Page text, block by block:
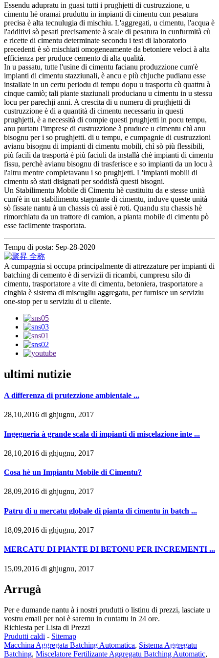
Essendu adupratu in guasi tutti i prughjetti di custruzzione, u
cimentu hè oramai pruduttu in impianti di cimentu cun pesatura
precisa è alta tecnulugia di mischiu. L'aggregati, u cimentu, l'acqua è
l'additivi sò pesati precisamente à scale di pesatura in cunfurmità cù
e ricette di cimentu determinate secondu i test di laboratorio
precedenti è sò mischiati omogeneamente da betoniere veloci à alta
efficienza per pruduce cemento di alta qualità.
In u passatu, tutte l'usine di cimentu facianu produzzione cum'è
impianti di cimentu stazziunali, è ancu e più chjuche pudianu esse
installate in un certu periodu di tempu dopu u trasportu cù quattru à
cinque camiò; tali piante staziunali producianu u cimentu in u stessu
locu per parechji anni. A crescita di u numeru di prughjetti di
custruzzione è di a quantità di cimentu necessariu in questi
prughjetti, è a necessità di compie questi prughjetti in pocu tempu,
anu purtatu l'imprese di custruzzione à pruduce u cimentu chì anu
bisognu per i so prughjetti. di u tempu, e cumpagnie di custruzzioni
avianu bisognu di impianti di cimentu mobili, chì sò più flessibili,
più facili da trasportà è più faciuli da installà chè impianti di cimentu
fissu, perchè avianu bisognu di trasferisce e so impianti da un locu à
l'altru mentre completavanu i so prughjetti. L'impianti mobili di
cimentu sò stati disignati per soddisfà questi bisogni.
Un Stabilimentu Mobile di Cimentu hè custituitu da e stesse unità
cum'è in un stabilimentu stagnante di cimentu, induve queste unità
sò fissate nantu à un chassis cù assi è roti. Quandu stu chassis hè
rimorchiatu da un trattore di camion, a pianta mobile di cimentu pò
esse facilmente trasportata.
Tempu di posta: Sep-28-2020
A cumpagnia si occupa principalmente di attrezzature per impianti di
batching di cemento è di servizii di ricambi, cumpresu silo di
cimentu, trasportatore a vite di cimentu, betoniera, trasportatore a
cinghia è sistema di miscugliu aggregatu, per furnisce un serviziu
one-stop per u serviziu di u cliente.
ultimi nutizie
A differenza di prutezzione ambientale ...
28,10,2016 di ghjugnu, 2017
Ingegneria à grande scala di impianti di miscelazione inte ...
28,10,2016 di ghjugnu, 2017
Cosa hè un Impiantu Mobile di Cimentu?
28,09,2016 di ghjugnu, 2017
Patru di u mercatu globale di pianta di cimentu in batch ...
18,09,2016 di ghjugnu, 2017
MERCATU DI PIANTE DI BETONU PER INCREMENTI ...
15,09,2016 di ghjugnu, 2017
Arrugà
Per e dumande nantu à i nostri prudutti o listinu di prezzi, lasciate u
vostru email per noi è saremu in cuntattu in 24 ore.
Richiesta per Lista di Prezzi
Prudutti caldi - Sitemap
Macchina Aggregata Batching Automatica, Sistema Aggregatu
Batching, Miscelatore Fertilizante Aggregatu Batching Automatic,